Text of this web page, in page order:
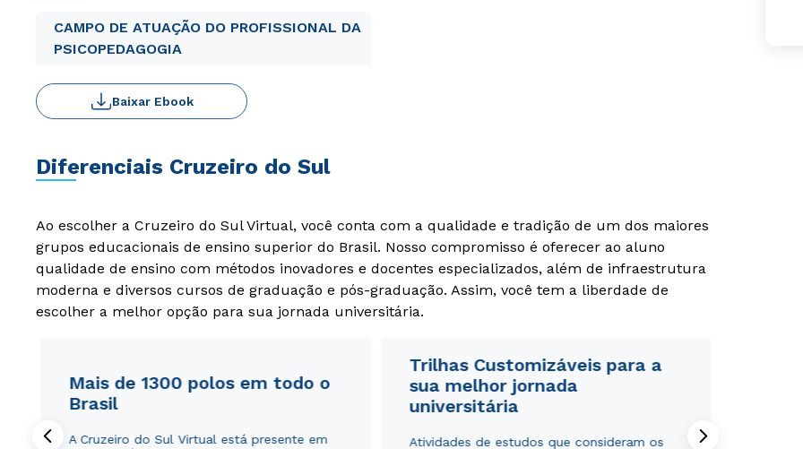
CAMPO DE ATUAÇÃO DO PROFISSIONAL DA
PSICOPEDAGOGIA
Baixar Ebook
Diferenciais Cruzeiro do Sul
Ao escolher a Cruzeiro do Sul Virtual, você conta com a qualidade e tradição de um dos maiores
grupos educacionais de ensino superior do Brasil. Nosso compromisso é oferecer ao aluno
qualidade de ensino com métodos inovadores e docentes especializados, além de infraestrutura
moderna e diversos cursos de graduação e pós-graduação. Assim, você tem a liberdade de
escolher a melhor opção para sua jornada universitária.
Mais de 1300 polos em todo o
Brasil
A Cruzeiro do Sul Virtual está presente em
Trilhas Customizáveis para a
sua melhor jornada
universitária
Atividades de estudos que consideram os